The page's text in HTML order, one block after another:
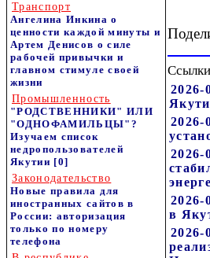
Транспорт
Ангелина Инкина о
ценности каждой минуты и
Артем Денисов о силе
рабочей привычки и
главном стимуле своей
жизни
Промышленность
"РОДСТВЕННИКИ" ИЛИ
"ОДНОФАМИЛЬЦЫ"?
Изучаем список
недропользователей
Якутии [0]
Законодательство
Новые правила для
иностранных сайтов в
России: авторизация
только по номеру
телефона
2026-
2026-
2026-
в